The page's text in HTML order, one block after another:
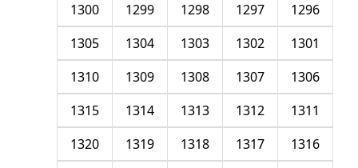
1296
1297
1298
1299
1300
1301
1302
1303
1304
1305
1306
1307
1308
1309
1310
1311
1312
1313
1314
1315
1316
1317
1318
1319
1320